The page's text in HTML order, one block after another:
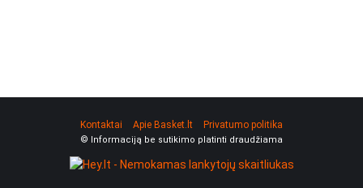
Kontaktai Apie Basket.lt Privatumo politika
© Informaciją be sutikimo platinti draudžiama